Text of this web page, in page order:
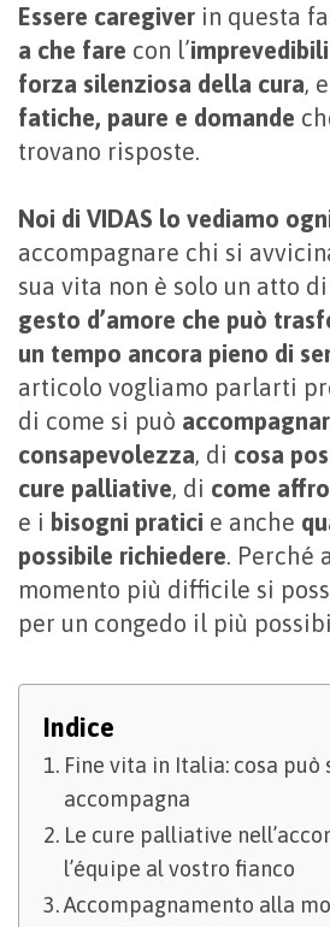
Essere caregiver in questa
a che fare con l’
forza silenziosa della cura,
fatiche, paure e domande
trovano risposte.
Noi di VIDAS lo vediamo
accompagnare chi si
sua vita non è solo un atto
gesto d’amore che può
un tempo ancora pieno di
articolo vogliamo parlarti
di come si può
consapevolezza, di cosa
cure palliative, di come
e i bisogni pratici e anche
possibile richiedere. Perché
momento più difficile si
per un congedo il più
Indice
Fine vita in Italia: cosa può
accompagna
Le cure palliative
l’équipe al vostro fianco
Accompagnamento alla